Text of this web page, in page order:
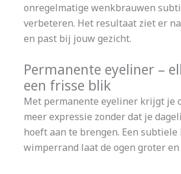
onregelmatige wenkbrauwen
verbeteren. Het resultaat ziet er
en past bij jouw gezicht.
Permanente eyeliner –
een frisse blik
Met permanente eyeliner krijgt je
meer expressie zonder dat je
hoeft aan te brengen. Een
wimperrand laat de ogen groter